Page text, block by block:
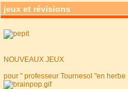
jeux et révisions
NOUVEAUX JEUX
pour " professeur Tournesol "en herbe